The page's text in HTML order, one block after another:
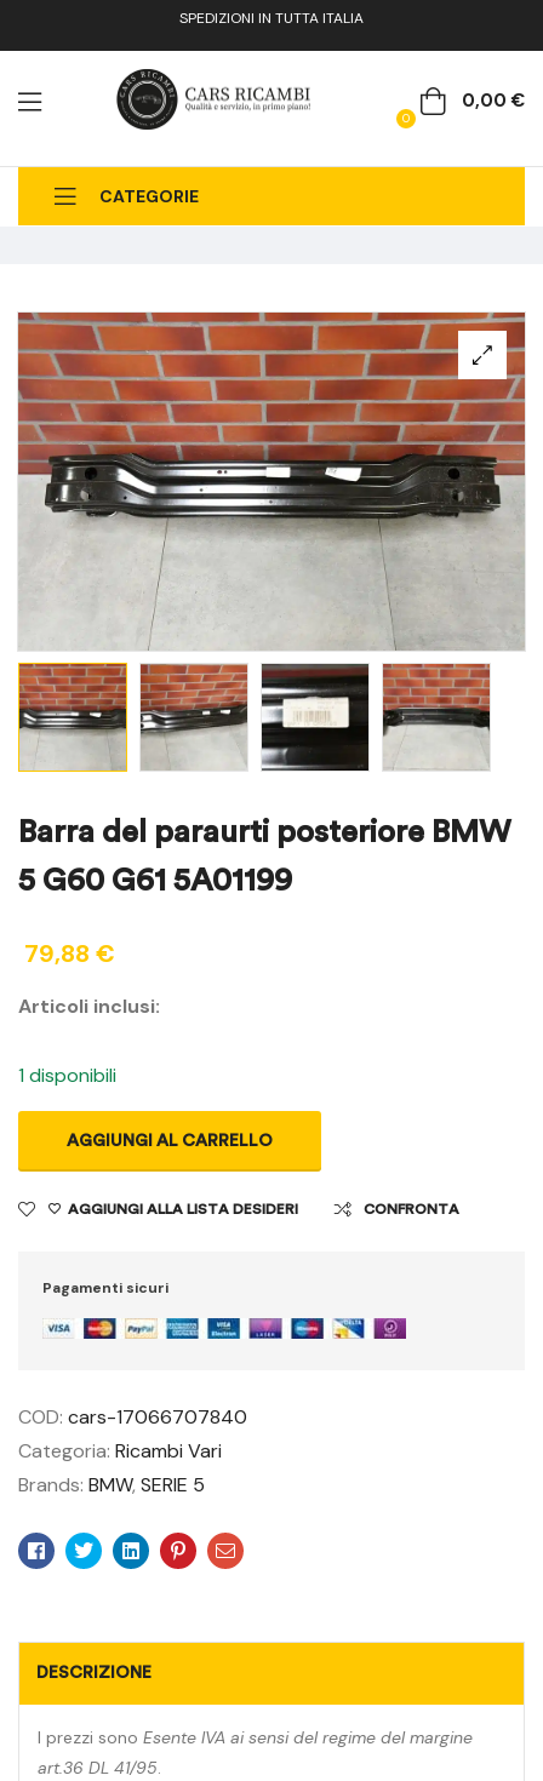
SPEDIZIONI IN TUTTA ITALIA
0
0,00€
CATEGORIE
Barra del paraurti posteriore BMW
5 G60 G61 5A01199
79,88 €
Articoli inclusi:
1 disponibili
AGGIUNGI AL CARRELLO
AGGIUNGI ALLA LISTA DESIDERI CONFRONTA
Pagamenti sicuri
COD: cars-17066707840
Categoria: Ricambi Vari
Brands: BMW, SERIE 5
Facebook
TwitterLinkedinPinterest
Email
DESCRIZIONE
I prezzi sono Esente IVA ai sensi del regime del margine
art.36 DL 41/95.